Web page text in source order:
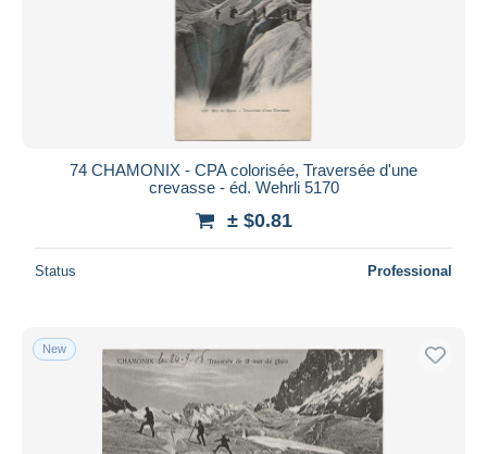
74 CHAMONIX - CPA colorisée, Traversée d'une
crevasse - éd. Wehrli 5170
± $0.81
Status Professional
New